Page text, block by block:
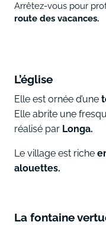
Arrêtez-vous pour
route des vacances.
L’église
Elle est ornée d’une
Elle abrite une
réalisé par Longa.
Le village est riche
alouettes.
La fontaine